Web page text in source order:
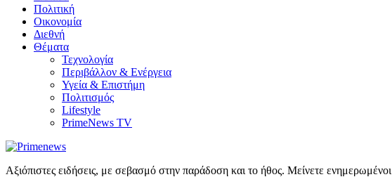
Πολιτική
Οικονομία
Διεθνή
Θέματα
Τεχνολογία
Περιβάλλον & Ενέργεια
Υγεία & Επιστήμη
Πολιτισμός
Lifestyle
PrimeNews TV
Αξιόπιστες ειδήσεις, με σεβασμό στην παράδοση και το ήθος. Μείνετε